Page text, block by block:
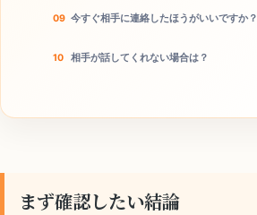
今すぐ相手に連絡したほうがいいですか？
相手が話してくれない場合は？
まず確認したい結論